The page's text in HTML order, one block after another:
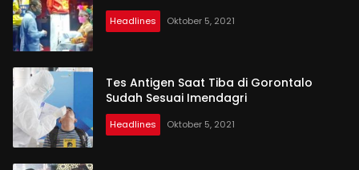
Headlines Oktober 5, 2021
Tes Antigen Saat Tiba di Gorontalo
Sudah Sesuai Imendagri
Headlines Oktober 5, 2021